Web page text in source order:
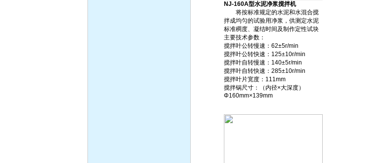
NJ-160A型水泥净浆搅拌机
将按标准规定的水泥和水混合搅
拌成均匀的试验用净浆，供测定水泥
标准稠度、凝结时间及制作定性试块
主要技术参数：
搅拌叶公转慢速：62±5r/min
搅拌叶公转快速：125±10r/min
搅拌叶自转慢速：140±5r/min
搅拌叶自转快速：285±10r/min
搅拌叶片宽度：111mm
搅拌锅尺寸：（内径×大深度）
Φ160mm×139mm